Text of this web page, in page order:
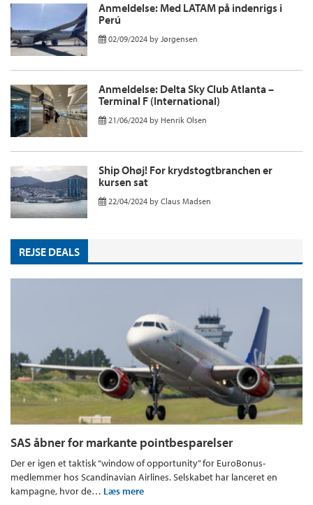
Anmeldelse: Med LATAM på indenrigs i
Perú
02/09/2024 by Jørgensen
Anmeldelse: Delta Sky Club Atlanta –
Terminal F (International)
21/06/2024 by Henrik Olsen
Ship Ohøj! For krydstogtbranchen er
kursen sat
22/04/2024 by Claus Madsen
REJSE DEALS
SAS åbner for markante pointbesparelser
Der er igen et taktisk “window of opportunity” for EuroBonus-
medlemmer hos Scandinavian Airlines. Selskabet har lanceret en
kampagne, hvor de… Læs mere